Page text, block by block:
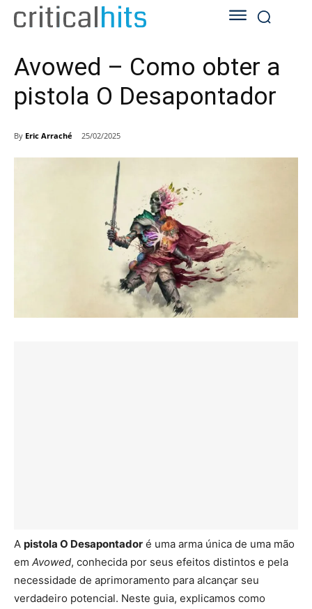
Avowed – Como obter a
pistola O Desapontador
By Eric Arraché 25/02/2025
A pistola O Desapontador é uma arma única de uma mão
em Avowed, conhecida por seus efeitos distintos e pela
necessidade de aprimoramento para alcançar seu
verdadeiro potencial. Neste guia, explicamos como